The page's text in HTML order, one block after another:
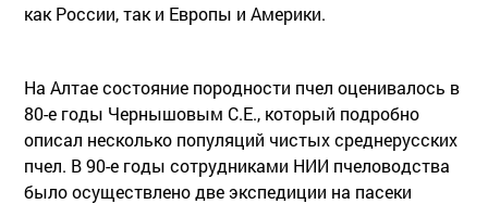
как России, так и Европы и Америки.
На Алтае состояние породности пчел оценивалось в
80-е годы Чернышовым С.Е., который подробно
описал несколько популяций чистых среднерусских
пчел. В 90-е годы сотрудниками НИИ пчеловодства
было осуществлено две экспедиции на пасеки